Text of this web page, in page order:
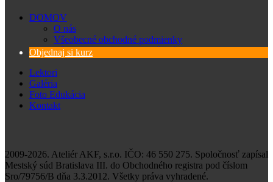
DOMOV
O nás
Všeobecné obchodné podmienky
Zásady spracovania osobných údajov
Objednaj si kurz
Lektori
Galéria
Foto Edukácia
Kontakt
2009-2026. Ateliér AKF, s.r.o. IČO: 46 550 275. Spoločnosť zapísal
Mestský súd Bratislava III. do Obchodného registra pod číslom
Sro/79756/B dňa 3.3.2012. Všetky práva vyhradené.